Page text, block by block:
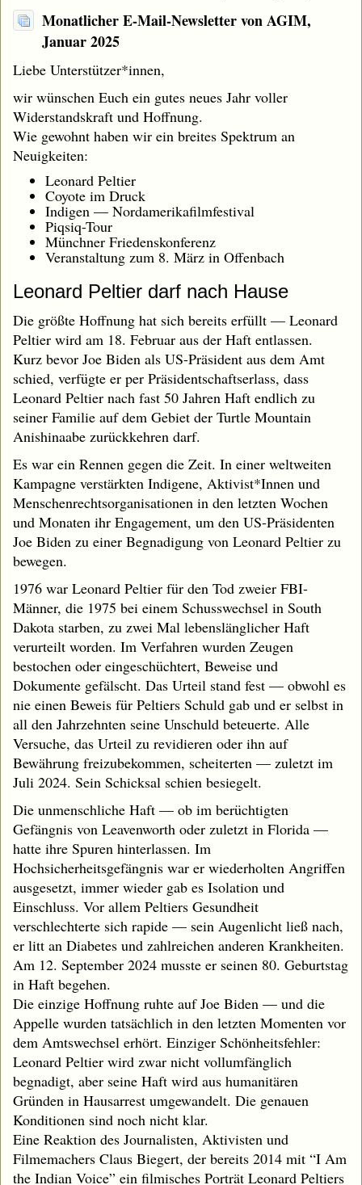
Monatlicher E-Mail-Newsletter von AGIM,
Januar 2025
Liebe Unterstützer*innen,
wir wünschen Euch ein gutes neues Jahr voller
Widerstandskraft und Hoffnung.
Wie gewohnt haben wir ein breites Spektrum an
Neuigkeiten:
Leonard Peltier
Coyote im Druck
Indigen — Nordamerikafilmfestival
Piqsiq-Tour
Münchner Friedenskonferenz
Veranstaltung zum 8. März in Offenbach
Leonard Peltier darf nach Hause
Die größte Hoffnung hat sich bereits erfüllt — Leonard
Peltier wird am 18. Februar aus der Haft entlassen.
Kurz bevor Joe Biden als US-Präsident aus dem Amt
schied, verfügte er per Präsidentschaftserlass, dass
Leonard Peltier nach fast 50 Jahren Haft endlich zu
seiner Familie auf dem Gebiet der Turtle Mountain
Anishinaabe zurückkehren darf.
Es war ein Rennen gegen die Zeit. In einer weltweiten
Kampagne verstärkten Indigene, Aktivist*Innen und
Menschenrechtsorganisationen in den letzten Wochen
und Monaten ihr Engagement, um den US-Präsidenten
Joe Biden zu einer Begnadigung von Leonard Peltier zu
bewegen.
1976 war Leonard Peltier für den Tod zweier FBI-
Männer, die 1975 bei einem Schusswechsel in South
Dakota starben, zu zwei Mal lebenslänglicher Haft
verurteilt worden. Im Verfahren wurden Zeugen
bestochen oder eingeschüchtert, Beweise und
Dokumente gefälscht. Das Urteil stand fest — obwohl es
nie einen Beweis für Peltiers Schuld gab und er selbst in
all den Jahrzehnten seine Unschuld beteuerte. Alle
Versuche, das Urteil zu revidieren oder ihn auf
Bewährung freizubekommen, scheiterten — zuletzt im
Juli 2024. Sein Schicksal schien besiegelt.
Die unmenschliche Haft — ob im berüchtigten
Gefängnis von Leavenworth oder zuletzt in Florida —
hatte ihre Spuren hinterlassen. Im
Hochsicherheitsgefängnis war er wiederholten Angriffen
ausgesetzt, immer wieder gab es Isolation und
Einschluss. Vor allem Peltiers Gesundheit
verschlechterte sich rapide — sein Augenlicht ließ nach,
er litt an Diabetes und zahlreichen anderen Krankheiten.
Am 12. September 2024 musste er seinen 80. Geburtstag
in Haft begehen.
Die einzige Hoffnung ruhte auf Joe Biden — und die
Appelle wurden tatsächlich in den letzten Momenten vor
dem Amtswechsel erhört. Einziger Schönheitsfehler:
Leonard Peltier wird zwar nicht vollumfänglich
begnadigt, aber seine Haft wird aus humanitären
Gründen in Hausarrest umgewandelt. Die genauen
Konditionen sind noch nicht klar.
Eine Reaktion des Journalisten, Aktivisten und
Filmemachers Claus Biegert, der bereits 2014 mit “I Am
the Indian Voice” ein filmisches Porträt Leonard Peltiers